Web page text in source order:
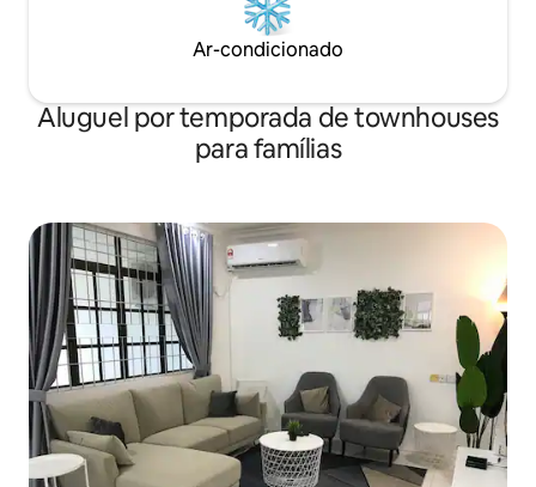
Ar-condicionado
Aluguel por temporada de townhouses
para famílias